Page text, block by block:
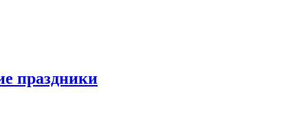
праздники